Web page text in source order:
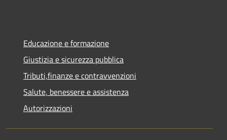
Educazione e formazione
Giustizia e sicurezza pubblica
Tributi,finanze e contravvenzioni
Salute, benessere e assistenza
Autorizzazioni